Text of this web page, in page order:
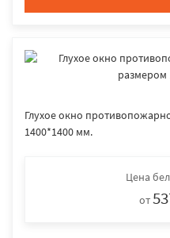
Глухое окно
1400*1400 мм.
Цена
от